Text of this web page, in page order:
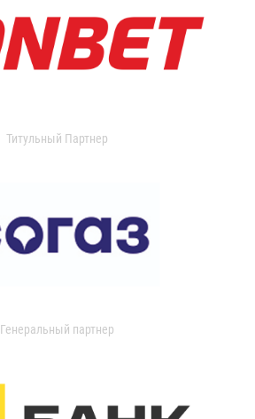
Титульный Партнер
Генеральный партнер